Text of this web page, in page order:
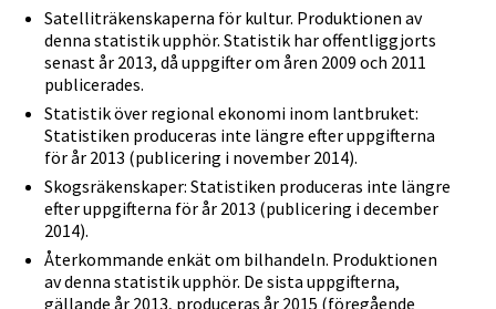
Satelliträkenskaperna för kultur. Produktionen av
denna statistik upphör. Statistik har offentliggjorts
senast år 2013, då uppgifter om åren 2009 och 2011
publicerades.
Statistik över regional ekonomi inom lantbruket:
Statistiken produceras inte längre efter uppgifterna
för år 2013 (publicering i november 2014).
Skogsräkenskaper: Statistiken produceras inte längre
efter uppgifterna för år 2013 (publicering i december
2014).
Återkommande enkät om bilhandeln. Produktionen
av denna statistik upphör. De sista uppgifterna,
gällande år 2013, produceras år 2015 (föregående